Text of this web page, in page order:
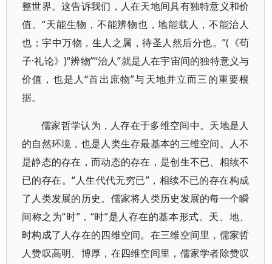
整世界。这告诉我们，人在天地间具有独特意义和价
值。“天能生物，不能辨物也，地能载人，不能治人
也；宇中万物，生人之属，待圣人然后分也。”(《荀
子·礼论》)“辨物”“治人”就是人在宇宙间的独特意义与
价值，也是人“首出庶物”与天地并立而三的重要根
据。
儒家哲学认为，人存在于多维空间中。天地是人
的自然环境，也是人类生存最基本的三维空间。人不
是静态的存在，而动态的存在，是创生不已、相续不
已的存在。“人生代代无穷已”，相续不已的存在构成
了人类发展的历史。儒家将人类历史发展的每一个瞬
间称之为“时”，“时”是人存在的基本形式。天、地、
时构成了人存在的四维空间。在三维空间里，儒家哲
人赞叹高明、博厚，在四维空间里，儒家学者除赞叹